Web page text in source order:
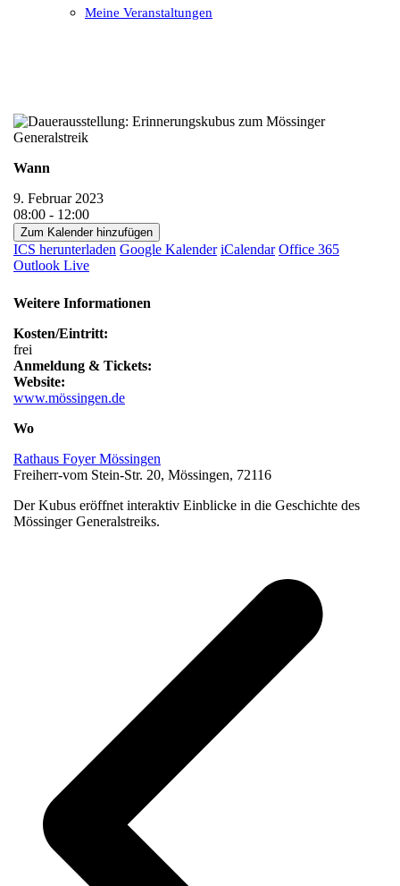
Meine Veranstaltungen
Wann
9. Februar 2023
08:00 - 12:00
Zum Kalender hinzufügen
ICS herunterladen Google Kalender iCalendar Office 365
Outlook Live
Weitere Informationen
Kosten/Eintritt:
frei
Anmeldung & Tickets:
Website:
www.mössingen.de
Wo
Rathaus Foyer Mössingen
Freiherr-vom Stein-Str. 20, Mössingen, 72116
Der Kubus eröffnet interaktiv Einblicke in die Geschichte des
Mössinger Generalstreiks.